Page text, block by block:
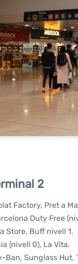
2
Factory, Pret a
Duty Free
Store, Buff nivell 1.
(nivell 0), La Vita.
Ban, Sunglass Hut,